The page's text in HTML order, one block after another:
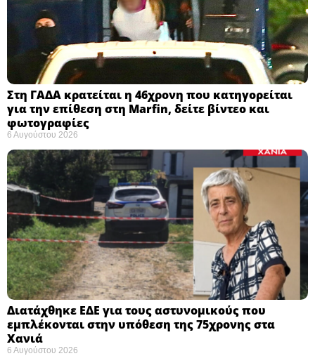
Στη ΓΑΔΑ κρατείται η 46χρονη που κατηγορείται
για την επίθεση στη Marfin, δείτε βίντεο και
φωτογραφίες
6 Αυγούστου 2026
Διατάχθηκε ΕΔΕ για τους αστυνομικούς που
εμπλέκονται στην υπόθεση της 75χρονης στα
Χανιά
6 Αυγούστου 2026